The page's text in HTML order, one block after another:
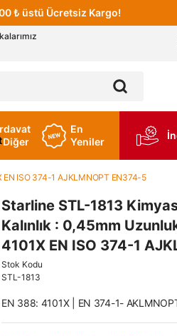
₺ üstü Ücretsiz Kargo!
Diğer
En
Yeniler
ISO 374-1 AJKLMNOPT EN374-5
Starline STL-1813
Kalınlık : 0,45mm
4101X EN ISO 374-1
Stok Kodu
STL-1813
EN 388: 4101X | EN 374-1-